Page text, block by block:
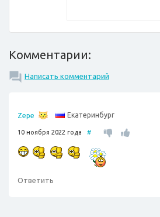
Комментарии:
Написать комментарий
Zepe Екатеринбург
10 ноября 2022 года #
Ответить